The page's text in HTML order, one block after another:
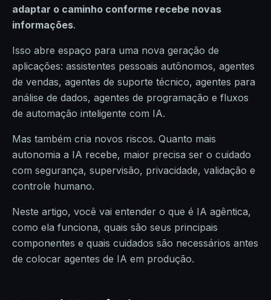
adaptar o caminho conforme recebe novas
informações.
Isso abre espaço para uma nova geração de
aplicações: assistentes pessoais autônomos, agentes
de vendas, agentes de suporte técnico, agentes para
análise de dados, agentes de programação e fluxos
de automação inteligente com IA.
Mas também cria novos riscos. Quanto mais
autonomia a IA recebe, maior precisa ser o cuidado
com segurança, supervisão, privacidade, validação e
controle humano.
Neste artigo, você vai entender o que é IA agêntica,
como ela funciona, quais são seus principais
componentes e quais cuidados são necessários antes
de colocar agentes de IA em produção.